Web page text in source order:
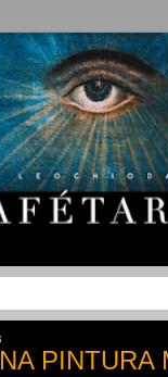
PINTURA